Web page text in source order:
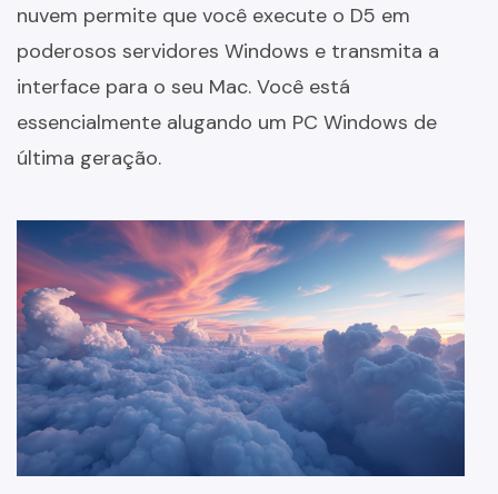
nuvem permite que você execute o D5 em
poderosos servidores Windows e transmita a
interface para o seu Mac. Você está
essencialmente alugando um PC Windows de
última geração.